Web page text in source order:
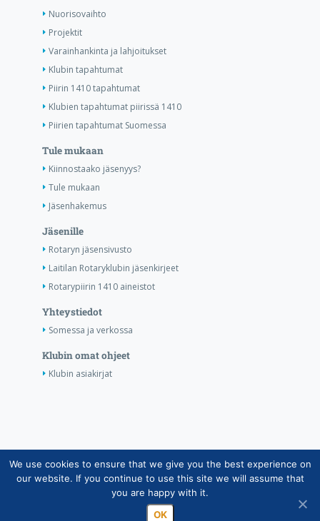
Nuorisovaihto
Projektit
Varainhankinta ja lahjoitukset
Klubin tapahtumat
Piirin 1410 tapahtumat
Klubien tapahtumat piirissä 1410
Piirien tapahtumat Suomessa
Tule mukaan
Kiinnostaako jäsenyys?
Tule mukaan
Jäsenhakemus
Jäsenille
Rotaryn jäsensivusto
Laitilan Rotaryklubin jäsenkirjeet
Rotarypiirin 1410 aineistot
Yhteystiedot
Somessa ja verkossa
Klubin omat ohjeet
Klubin asiakirjat
Copyright © Suomen Rotarypalvelu ry 2026 |
Jäsentietojärjestelmän tietosuojaseloste| Henkilötietojen
käsittely Rotarytoiminnassa
We use cookies to ensure that we give you the best experience on
our website. If you continue to use this site we will assume that
you are happy with it.
OK